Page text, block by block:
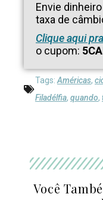
Envie
taxa de
Clique aqui
o cupom:
Tags:Américas,
Filadélfia, quando,
Você